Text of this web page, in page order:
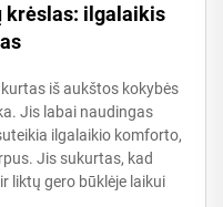
krėslas: ilgalaikis
iš aukštos kokybės
Jis labai naudingas
ilgalaikio komforto,
Jis sukurtas, kad
liktų gero būklėje laikui